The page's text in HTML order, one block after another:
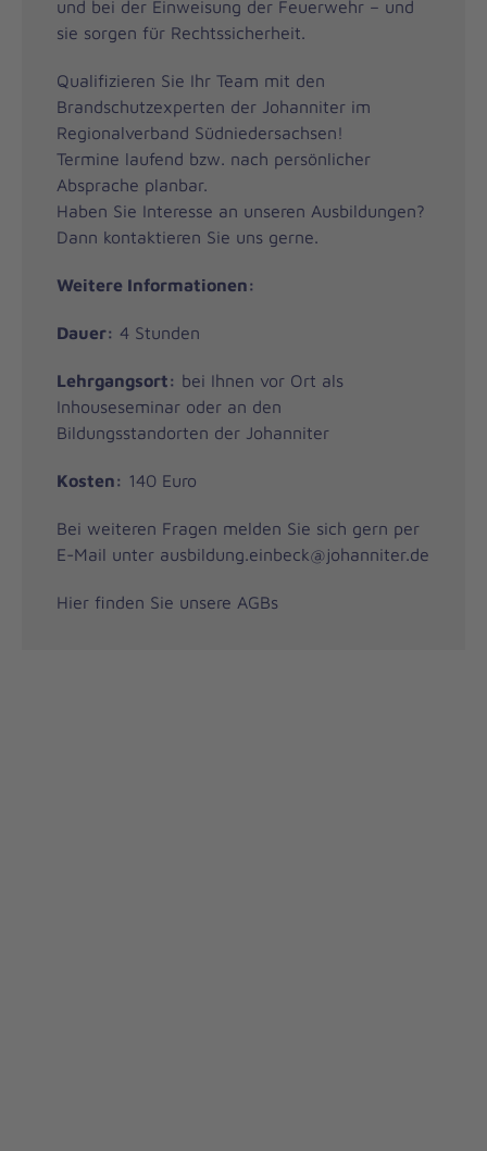
und bei der Einweisung der Feuerwehr – und
sie sorgen für Rechtssicherheit.
Qualifizieren Sie Ihr Team mit den
Brandschutzexperten der Johanniter im
Regionalverband Südniedersachsen!
Termine laufend bzw. nach persönlicher
Absprache planbar.
Haben Sie Interesse an unseren Ausbildungen?
Dann kontaktieren Sie uns gerne.
Weitere Informationen:
Dauer: 4 Stunden
Lehrgangsort: bei Ihnen vor Ort als
Inhouseseminar oder an den
Bildungsstandorten der Johanniter
Kosten: 140 Euro
Bei weiteren Fragen melden Sie sich gern per
E-Mail unter ausbildung.einbeck@johanniter.de
Hier finden Sie unsere AGBs